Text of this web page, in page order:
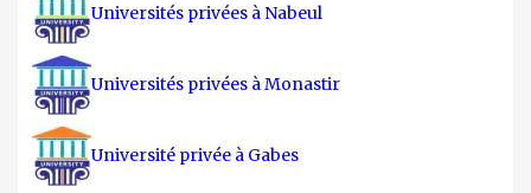
Universités privées à Nabeul
Universités privées à Monastir
Université privée à Gabes